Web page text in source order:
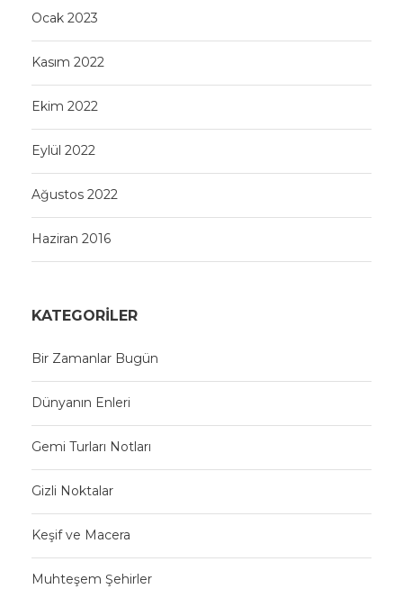
Ocak 2023
Kasım 2022
Ekim 2022
Eylül 2022
Ağustos 2022
Haziran 2016
KATEGORILER
Bir Zamanlar Bugün
Dünyanın Enleri
Gemi Turları Notları
Gizli Noktalar
Keşif ve Macera
Muhteşem Şehirler